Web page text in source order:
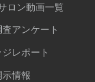
ロン動画一覧
アンケート
レポート
情報